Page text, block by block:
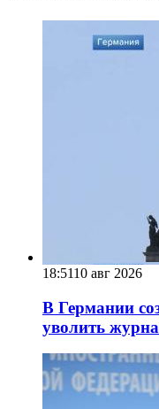
18:5110 авг 2026
В Германии
уволить